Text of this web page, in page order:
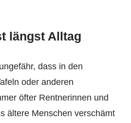
längst Alltag
dass in den
oder anderen
öfter Rentnerinnen und
ältere Menschen verschämt